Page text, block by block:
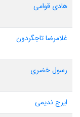
هادی قوامی
غلامرضا تاجگردون
رسول خضری
ایرج ندیمی